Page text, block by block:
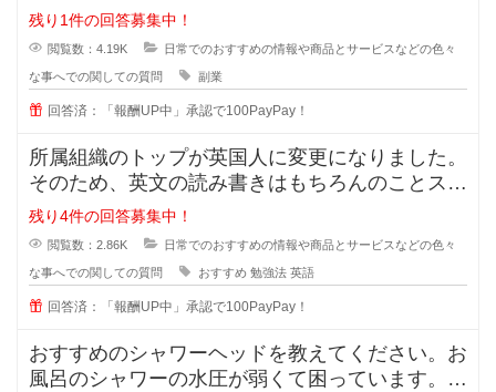
います。手間が掛かっても構わない
残り1件の回答募集中！
閲覧数：4.19K 日常でのおすすめの情報や商品とサービスなどの色々
な事へでの関しての質問 副業
回答済：「報酬UP中」承認で100PayPay！
所属組織のトップが英国人に変更になりました。
そのため、英文の読み書きはもちろんのことスピ
ーキング及びリスニングスキルが必
残り4件の回答募集中！
閲覧数：2.86K 日常でのおすすめの情報や商品とサービスなどの色々
な事へでの関しての質問 おすすめ 勉強法 英語
回答済：「報酬UP中」承認で100PayPay！
おすすめのシャワーヘッドを教えてください。お
風呂のシャワーの水圧が弱くて困っています。最